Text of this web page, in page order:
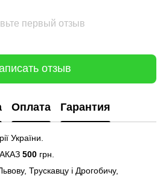
первый отзыв
отзыв
Оплата Гарантия
України.
500 грн.
Трускавцу і Дрогобичу,